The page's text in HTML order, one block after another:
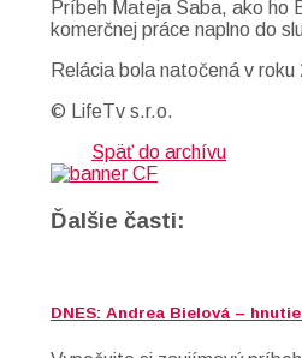
Príbeh Mateja Saba, ako ho
komerčnej práce naplno do
Relácia bola natočená v roku
© LifeTv s.r.o.
Späť do archívu
Ďalšie časti:
DNES: Andrea Bielová –